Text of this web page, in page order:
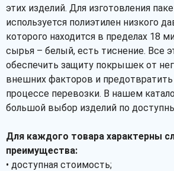
этих изделий. Для изготовления
используется полиэтилен низкого
которого находится в пределах 18
сырья – белый, есть тиснение. Все
обеспечить защиту покрышек от
внешних факторов и
процессе перевозки. В нашем
большой выбор изделий по
Для каждого товара характерны
преимущества:
• доступная стоимость;